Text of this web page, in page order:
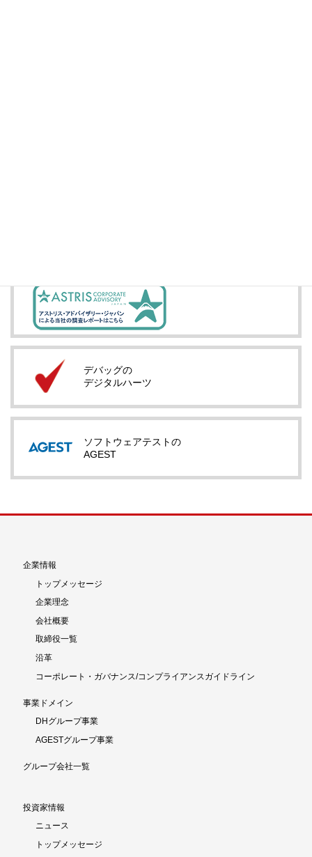
デバッグの
デジタルハーツ
ソフトウェアテストの
AGEST
企業情報
トップメッセージ
企業理念
会社概要
取締役一覧
沿革
コーポレート・ガバナンス/コンプライアンスガイドライン
事業ドメイン
DHグループ事業
AGESTグループ事業
グループ会社一覧
投資家情報
ニュース
トップメッセージ